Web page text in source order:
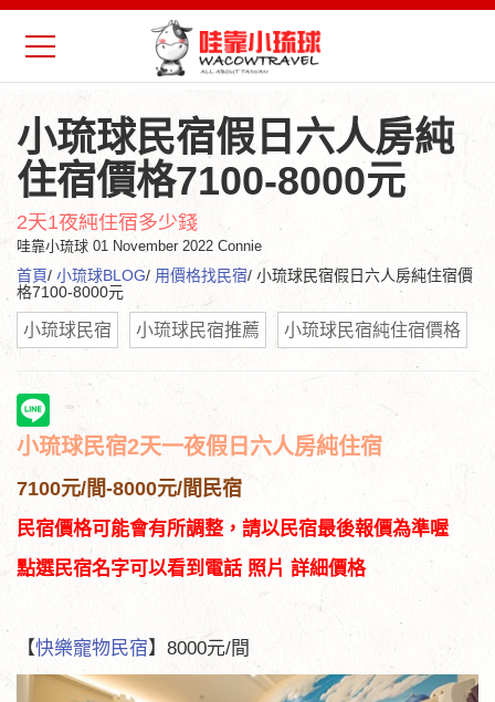
小琉球民宿假日六人房純
住宿價格7100-8000元
2天1夜純住宿多少錢
哇靠小琉球 01 November 2022 Connie
首頁/ 小琉球BLOG/ 用價格找民宿/ 小琉球民宿假日六人房純住宿價
格7100-8000元
小琉球民宿 小琉球民宿推薦 小琉球民宿純住宿價格
小琉球民宿2天一夜假日六人房純住宿
7100元/間-8000元/間民宿
民宿價格可能會有所調整，請以民宿最後報價為準喔
點選民宿名字可以看到電話 照片 詳細價格
【快樂寵物民宿】8000元/間